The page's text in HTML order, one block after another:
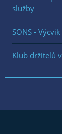
služby
SONS -
Klub držitelů